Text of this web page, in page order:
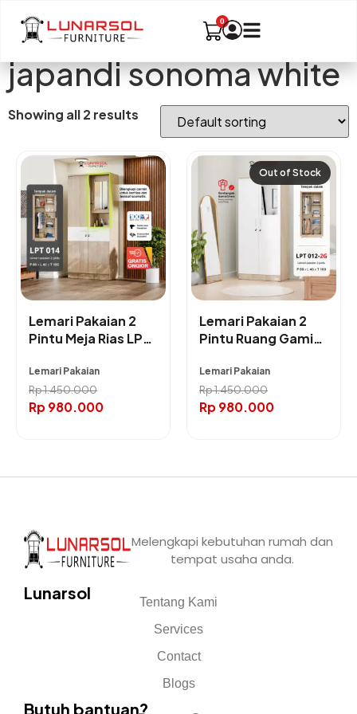
japandi sonoma white
Showing all 2 results
Lemari Pakaian 2
Pintu Meja Rias LPT
Lemari Pakaian
Rp1.450.000
Rp980.000
Out of Stock
Lemari Pakaian 2
Pintu Ruang Gamis
Lemari Pakaian
Rp1.450.000
Rp980.000
Melengkapi kebutuhan rumah dan
tempat usaha anda.
Lunarsol
Tentang Kami
Services
Contact
Blogs
Butuh bantuan?